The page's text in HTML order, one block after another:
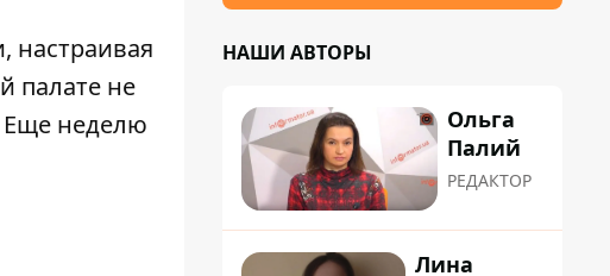
настраивая
палате не
Еще неделю
НАШИ АВТОРЫ
Ольга
Палий
РЕДАКТОР
Лина